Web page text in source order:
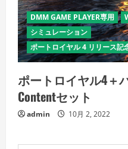
DMM GAME PLAYER専用
シミュレーション
ポートロイヤル 4 リリース記
ポートロイヤル4＋
Contentセット
admin 10月 2, 2022